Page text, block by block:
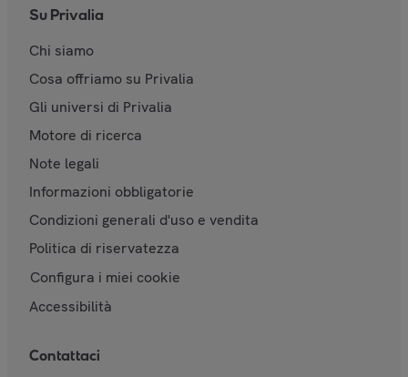
Su Privalia
Chi siamo
Cosa offriamo su Privalia
Gli universi di Privalia
Motore di ricerca
Note legali
Informazioni obbligatorie
Condizioni generali d'uso e vendita
Politica di riservatezza
Configura i miei cookie
Accessibilità
Contattaci